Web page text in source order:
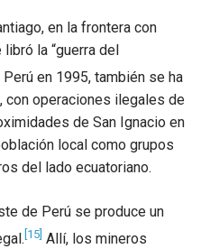
en la frontera con
la “guerra del
en 1995, también se ha
con operaciones ilegales de
de San Ignacio en
local como grupos
del lado ecuatoriano.
de Perú se produce un
[15] Allí, los mineros